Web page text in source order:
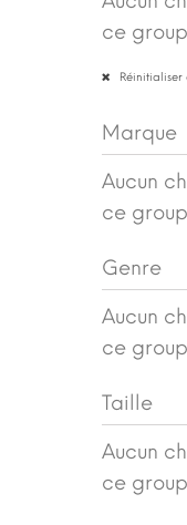
ce
Réinitialiser
Marque
Aucun
ce
Genre
Aucun
ce
Taille
Aucun
ce